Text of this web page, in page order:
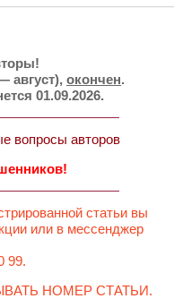
август), окончен.
01.09.2026.
вопросы авторов
статьи вы
или в мессенджер
99.
НОМЕР СТАТЬИ.